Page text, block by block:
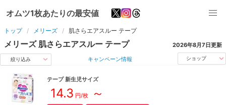
オムツ1枚あたりの最安値
トップ メリーズ 肌さらエアスルー テープ
メリーズ 肌さらエアスルー テープ 2026年8月7日更新
絞り込み キャンペーン情報 ショップ
テープ 新生児サイズ
14.3 円/枚～